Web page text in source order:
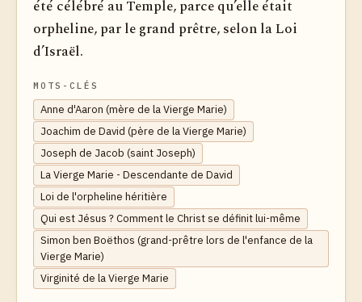
été célébré au Temple, parce qu’elle était
orpheline, par le grand prêtre, selon la Loi
d’Israël.
MOTS-CLÉS
Anne d'Aaron (mère de la Vierge Marie)
Joachim de David (père de la Vierge Marie)
Joseph de Jacob (saint Joseph)
La Vierge Marie - Descendante de David
Loi de l'orpheline héritière
Qui est Jésus ? Comment le Christ se définit lui-même
Simon ben Boëthos (grand-prêtre lors de l'enfance de la
Vierge Marie)
Virginité de la Vierge Marie